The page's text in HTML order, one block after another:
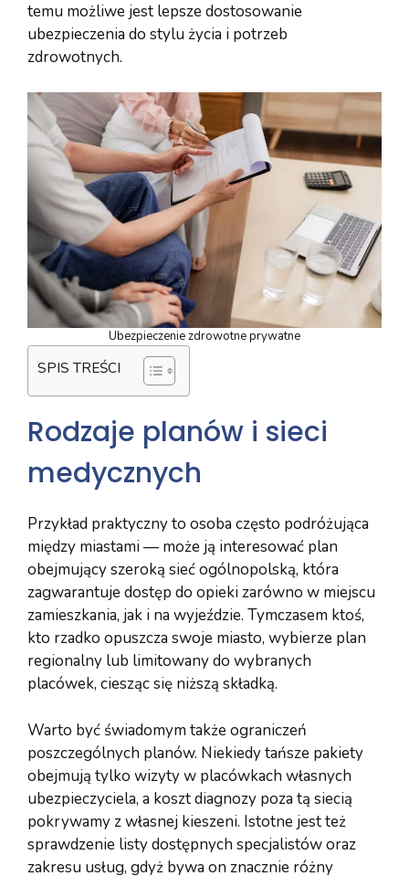
temu możliwe jest lepsze dostosowanie
ubezpieczenia do stylu życia i potrzeb
zdrowotnych.
Ubezpieczenie zdrowotne prywatne
SPIS TREŚCI
Rodzaje planów i sieci
medycznych
Przykład praktyczny to osoba często podróżująca
między miastami — może ją interesować plan
obejmujący szeroką sieć ogólnopolską, która
zagwarantuje dostęp do opieki zarówno w miejscu
zamieszkania, jak i na wyjeździe. Tymczasem ktoś,
kto rzadko opuszcza swoje miasto, wybierze plan
regionalny lub limitowany do wybranych
placówek, ciesząc się niższą składką.
Warto być świadomym także ograniczeń
poszczególnych planów. Niekiedy tańsze pakiety
obejmują tylko wizyty w placówkach własnych
ubezpieczyciela, a koszt diagnozy poza tą siecią
pokrywamy z własnej kieszeni. Istotne jest też
sprawdzenie listy dostępnych specjalistów oraz
zakresu usług, gdyż bywa on znacznie różny